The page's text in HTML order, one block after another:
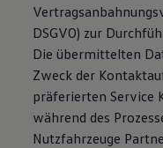
DSGVO) zur
Die übermittelten
Zweck der
präferierten Service
während des
Nutzfahrzeuge